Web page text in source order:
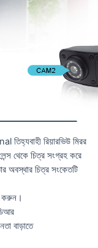
রিয়ারভিউ মিরর
থেকে চিত্র সংগ্রহ করে
অবস্থার চিত্র সংকেতটি
করুন।
বাড়াতে